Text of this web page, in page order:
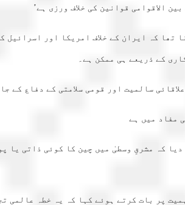
الاقوامی قوانین کی خلاف ورزی ہے’
تھا کہ ایران کے خلاف امریکا اور اسرائیل
کے ذریعے ہی ممکن ہے۔
سالمیت اور قومی سلامتی کے دفاع
مفاد میں ہے
کہ مشرقِ وسطیٰ میں چین کا کوئی ذاتی یا
پر بات کرتے ہوئے کہا کہ یہ خطہ عالمی